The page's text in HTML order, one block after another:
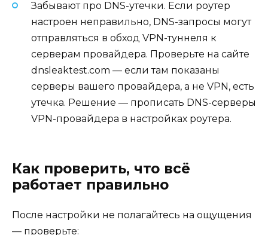
Забывают про DNS-утечки. Если роутер
настроен неправильно, DNS-запросы могут
отправляться в обход VPN-туннеля к
серверам провайдера. Проверьте на сайте
dnsleaktest.com — если там показаны
серверы вашего провайдера, а не VPN, есть
утечка. Решение — прописать DNS-серверы
VPN-провайдера в настройках роутера.
Как проверить, что всё
работает правильно
После настройки не полагайтесь на ощущения
— проверьте: